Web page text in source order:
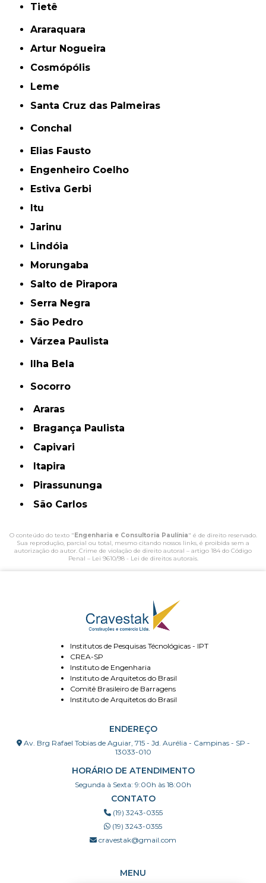
Tietê
Araraquara
Artur Nogueira
Cosmópólis
Leme
Santa Cruz das Palmeiras
Conchal
Elias Fausto
Engenheiro Coelho
Estiva Gerbi
Itu
Jarinu
Lindóia
Morungaba
Salto de Pirapora
Serra Negra
São Pedro
Várzea Paulista
Ilha Bela
Socorro
Araras
Bragança Paulista
Capivari
Itapira
Pirassununga
São Carlos
O conteúdo do texto "Engenharia e Consultoria Paulínia" é de direito reservado.
Sua reprodução, parcial ou total, mesmo citando nossos links, é proibida sem a
autorização do autor. Crime de violação de direito autoral – artigo 184 do Código
Penal – Lei 9610/98 - Lei de direitos autorais.
Institutos de Pesquisas Técnológicas - IPT
CREA-SP
Instituto de Engenharia
Instituto de Arquitetos do Brasil
Comitê Brasileiro de Barragens
Instituto de Arquitetos do Brasil
ENDEREÇO
Av. Brg Rafael Tobias de Aguiar, 715 - Jd. Aurélia - Campinas - SP -
13033-010
HORÁRIO DE ATENDIMENTO
Segunda à Sexta: 9:00h às 18:00h
CONTATO
(19) 3243-0355
(19) 3243-0355
cravestak@gmail.com
MENU